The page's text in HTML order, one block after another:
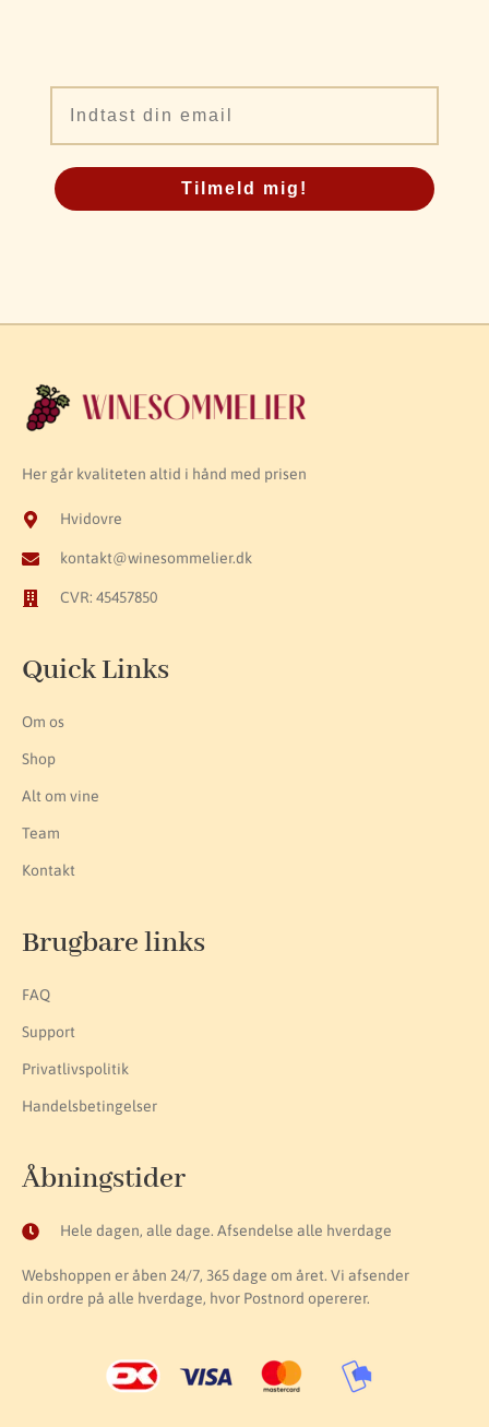
Tilmeld mig!
Her går kvaliteten altid i hånd med prisen
Hvidovre
kontakt@winesommelier.dk
CVR: 45457850
Quick Links
Om os
Shop
Alt om vine
Team
Kontakt
Brugbare links
FAQ
Support
Privatlivspolitik
Handelsbetingelser
Åbningstider
Hele dagen, alle dage. Afsendelse alle hverdage
Webshoppen er åben 24/7, 365 dage om året. Vi afsender
din ordre på alle hverdage, hvor Postnord opererer.